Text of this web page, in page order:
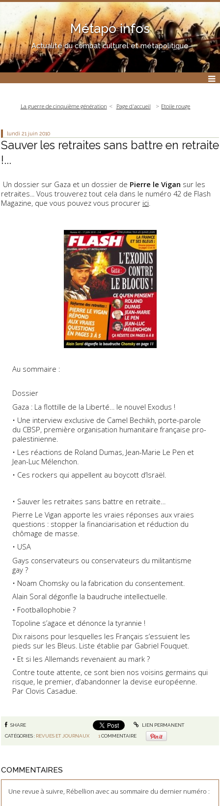
Métapo infos
Actualité du combat culturel et métapolitique
La guerre de cinquième génération Page d'accueil Etoile rouge
lundi 21 juin 2010
Sauver les retraites sans battre en retraite
!...
Un dossier sur Gaza et un dossier de Pierre le Vigan sur les
retraites... Vous trouverez tout cela dans le numéro 42 de Flash
Magazine, que vous pouvez vous procurer ici
Au sommaire :
Dossier
Gaza : La flottille de la Liberté… le nouvel Exodus !
• Une interview exclusive de Camel Bechikh, porte-parole
du CBSP, première organisation humanitaire française pro-
palestinienne.
• Les réactions de Roland Dumas, Jean-Marie Le Pen et
Jean-Luc Mélenchon.
• Ces rockers qui appellent au boycott d’Israël.
• Sauver les retraites sans battre en retraite…
Pierre Le Vigan apporte les vraies réponses aux vraies
questions : stopper la financiarisation et réduction du
chômage de masse.
• USA
Gays conservateurs ou conservateurs du militantisme
gay ?
• Noam Chomsky ou la fabrication du consentement.
Alain Soral dégonfle la baudruche intellectuelle.
• Footballophobie ?
Topoline s’agace et dénonce la tyrannie !
Dix raisons pour lesquelles les Français s’essuient les
pieds sur les Bleus. Liste établie par Gabriel Fouquet.
• Et si les Allemands revenaient au mark ?
Contre toute attente, ce sont bien nos voisins germains qui
risque, le premier, d’abandonner la devise européenne.
Par Clovis Casadue.
SHARE
LIEN PERMANENT
CATÉGORIES : REVUES ET JOURNAUX 1 COMMENTAIRE
COMMENTAIRES
Une revue à suivre, Rébellion avec au sommaire du dernier numéro :